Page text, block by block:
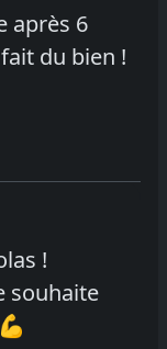
après 6
du bien !
!
souhaite